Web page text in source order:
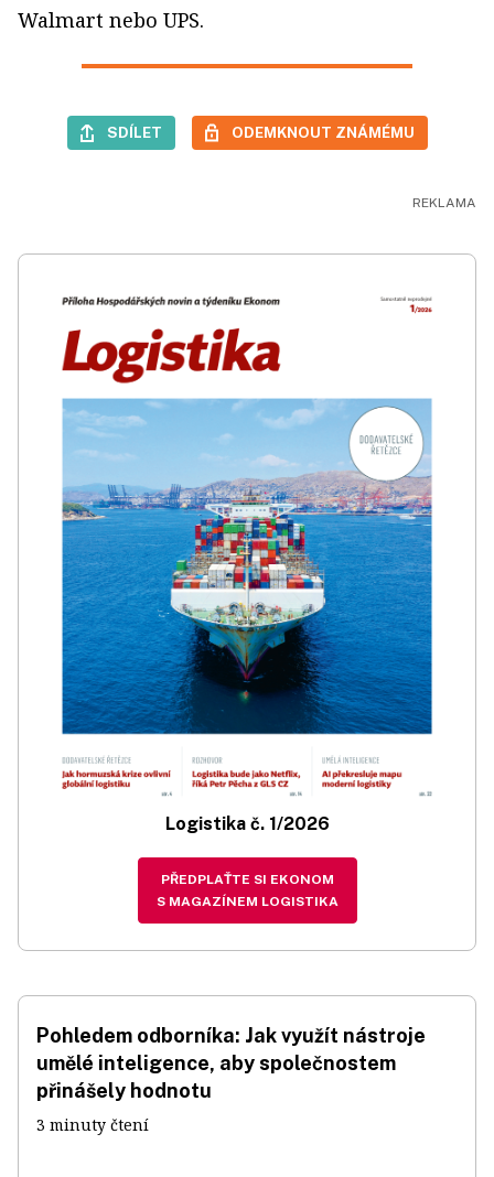
Walmart nebo UPS.
SDÍLET ODEMKNOUT ZNÁMÉMU
Logistika č. 1/2026
PŘEDPLAŤTE SI EKONOM
S MAGAZÍNEM LOGISTIKA
Pohledem odborníka: Jak využít nástroje
umělé inteligence, aby společnostem
přinášely hodnotu
3 minuty čtení